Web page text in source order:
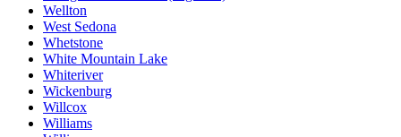
Wellton
West Sedona
Whetstone
White Mountain Lake
Whiteriver
Wickenburg
Willcox
Williams